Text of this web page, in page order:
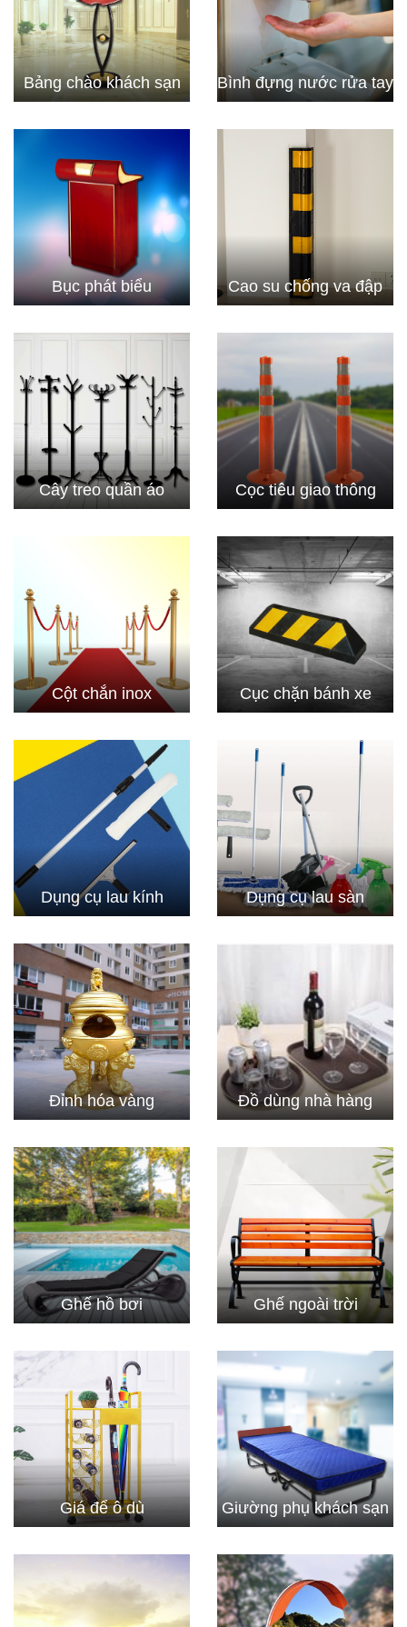
Bảng chào khách sạn Bình đựng nước rửa tay
Bục phát biểu Cao su chống va đập
Cây treo quần áo Cọc tiêu giao thông
Cột chắn inox Cục chặn bánh xe
Dụng cụ lau kính Dụng cụ lau sàn
Đỉnh hóa vàng Đồ dùng nhà hàng
Ghế hồ bơi Ghế ngoài trời
Giá để ô dù Giường phụ khách sạn